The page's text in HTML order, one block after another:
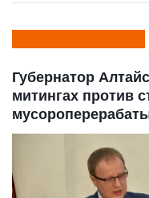
Губернатор
митингах против